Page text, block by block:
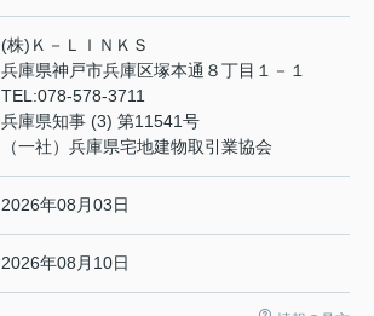
(株)Ｋ－ＬＩＮＫＳ
兵庫県神戸市兵庫区塚本通８丁目１－１
TEL:078-578-3711
兵庫県知事 (3) 第11541号
（一社）兵庫県宅地建物取引業協会
2026年08月03日
2026年08月10日